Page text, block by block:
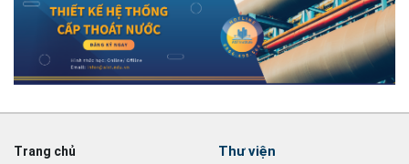
Trang chủ
Thư viện